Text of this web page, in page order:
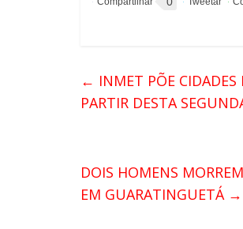
← INMET PÕE CIDADES
PARTIR DESTA
DOIS HOMENS
EM GUARATINGUETÁ →